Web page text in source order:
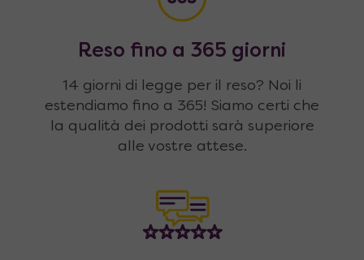
Reso fino a 365 giorni
14 giorni di legge per il reso? Noi li
estendiamo fino a 365! Siamo certi che
la qualità dei prodotti sarà superiore
alle vostre attese.